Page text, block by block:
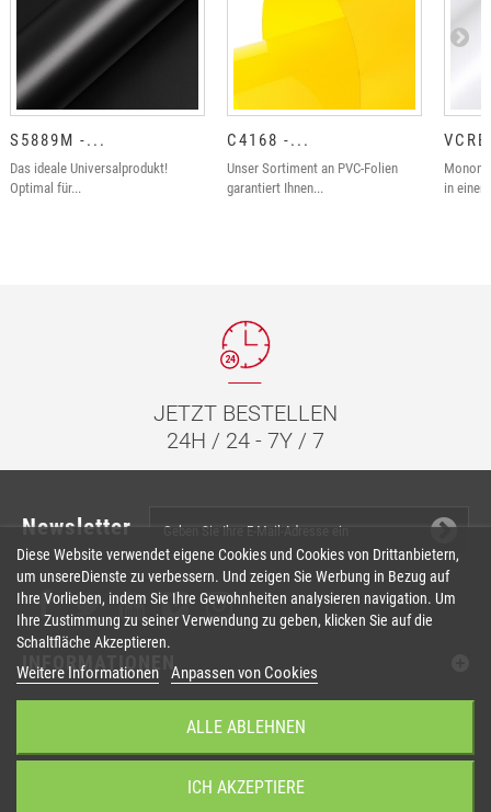
S5889M -...
Das ideale Universalprodukt!
Optimal für...
C4168 -...
Unser Sortiment an PVC-Folien
garantiert Ihnen...
in einer
JETZT BESTELLEN
24H / 24 - 7Y / 7
Newsletter
INFORMATIONEN
IHR KUNDENBEREICH
ANSPRECHPARTNER
Diese Website verwendet eigene Cookies und Cookies von Drittanbietern,
um unsereDienste zu verbessern. Und zeigen Sie Werbung in Bezug auf
Ihre Vorlieben, indem Sie Ihre Gewohnheiten analysieren navigation. Um
Ihre Zustimmung zu seiner Verwendung zu geben, klicken Sie auf die
Schaltfläche Akzeptieren.
Weitere Informationen Anpassen von Cookies
ALLE ABLEHNEN
ICH AKZEPTIERE